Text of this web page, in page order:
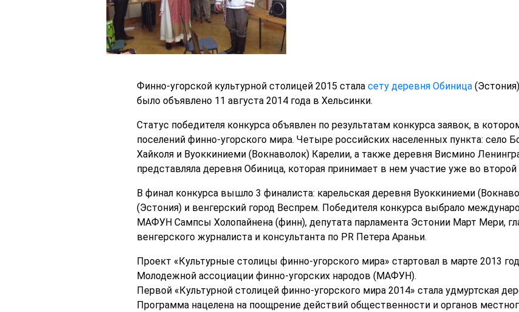
Финно-угорской культурной столицей 2015 стала сету деревня Обиница
было объявлено 11 августа 2014 года в Хельсинки.
Статус победителя конкурса объявлен по результатам конкурса заявок, в
поселений финно-угорского мира. Четыре российских населенных пункта: село
Хайколя и Вуоккиниеми (Вокнаволок) Карелии, а также деревня Висмино
представляла деревня Обиница, которая принимает в нем участие уже во
В финал конкурса вышло 3 финалиста: карельская деревня Вуоккиниеми
(Эстония) и венгерский город Веспрем. Победителя конкурса выбрало
МАФУН Сампсы Холопайнена (финн), депутата парламента Эстонии Март Мери,
венгерского журналиста и консультанта по PR Петера Араньи.
Проект «Культурные столицы финно-угорского мира» стартовал в марте 2013
Молодежной ассоциации финно-угорских народов (МАФУН).
Первой «Культурной столицей финно-угорского мира 2014» стала удмуртская
Программа нацелена на поощрение действий общественности и органов